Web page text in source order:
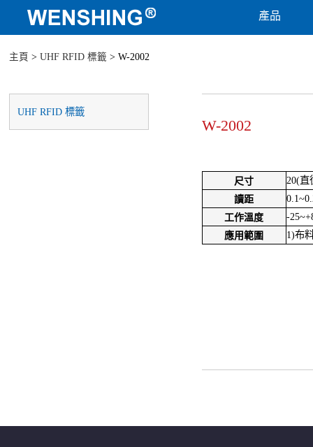
產品
主頁 > UHF RFID 標籤 > W-2002
UHF RFID 標籤
W-2002
尺寸 20(直
讀距
工作溫度 -
應用範圍 1)布